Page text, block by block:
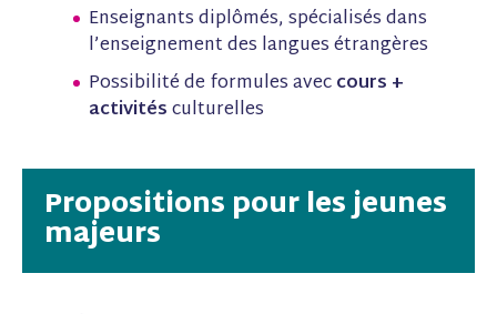
Enseignants diplômés, spécialisés dans
l’enseignement des langues étrangères
Possibilité de formules aveccours +
activitésculturelles
Propositions pour les jeunes
majeurs